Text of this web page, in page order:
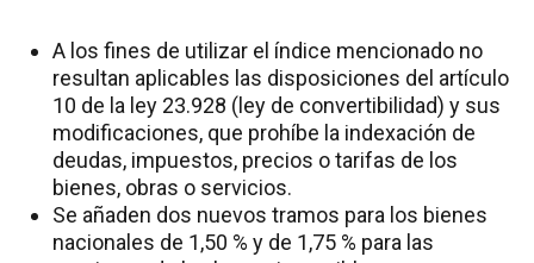
A los fines de utilizar el índice mencionado no
resultan aplicables las disposiciones del artículo
10 de la ley 23.928 (ley de convertibilidad) y sus
modificaciones, que prohíbe la indexación de
deudas, impuestos, precios o tarifas de los
bienes, obras o servicios.
Se añaden dos nuevos tramos para los bienes
nacionales de 1,50 % y de 1,75 % para las